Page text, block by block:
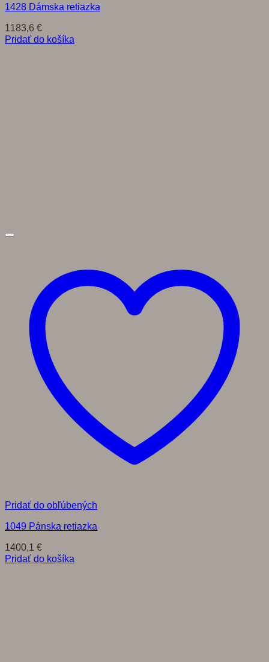
1428 Dámska retiazka
1183,6 €
Pridať do košíka
Pridať do obľúbených
1049 Pánska retiazka
1400,1 €
Pridať do košíka